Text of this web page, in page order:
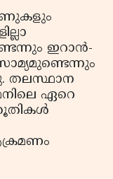
ഇറാന്‍-
തലസ്ഥാന
ഏറെ